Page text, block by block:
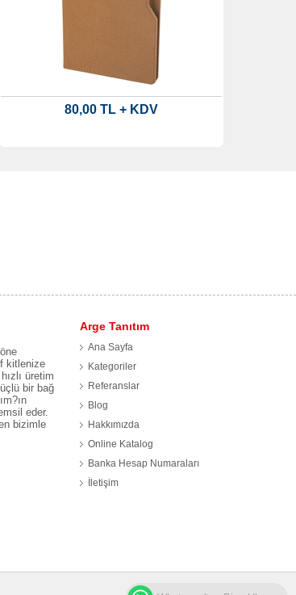
80,00 TL + KDV
kitlenize
üretim
bir bağ
eder.
bizimle
Arge Tanıtım
Ana Sayfa
Kategoriler
Referanslar
Blog
Hakkımızda
Online Katalog
Banka Hesap Numaraları
İletişim
Web Tasarım 2026